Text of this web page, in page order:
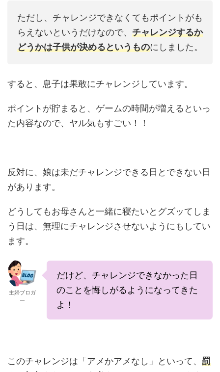
ただし、チャレンジできなくてもポイントがも
らえないというだけなので、 チャレンジするか
どうかは子供が決めるというものにしました。
すると、息子は果敢にチャレンジしています。
ポイントが貯まると、ゲームの時間が増えるといっ
た内容なので、ヤル気もすごい！！
反対に、娘は未だチャレンジできる日とできない日
があります。
どうしてもお母さんと一緒に寝たいとグズッてしま
う日は、無理にチャレンジさせないようにもしてい
ます。
主婦ブロガ
ー
だけど、チャレンジできなかった日
のことを悔しがるようになってきた
よ！
このチャレンジは「アメかアメなし」といって、 罰